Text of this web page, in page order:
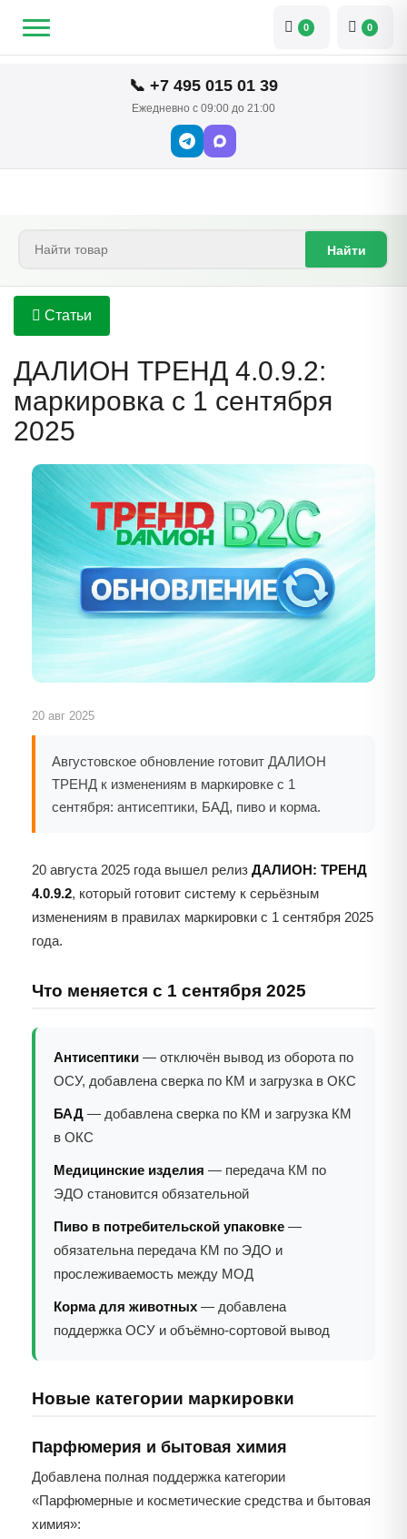
📞 +7 495 015 01 39
Ежедневно с 09:00 до 21:00
0 0
Найти
Статьи
ДАЛИОН ТРЕНД 4.0.9.2:
маркировка с 1 сентября
2025
20 авг 2025
Августовское обновление готовит ДАЛИОН
ТРЕНД к изменениям в маркировке с 1
сентября: антисептики, БАД, пиво и корма.
20 августа 2025 года вышел релиз ДАЛИОН: ТРЕНД
4.0.9.2, который готовит систему к серьёзным
изменениям в правилах маркировки с 1 сентября 2025
года.
Что меняется с 1 сентября 2025
Антисептики — отключён вывод из оборота по
ОСУ, добавлена сверка по КМ и загрузка в ОКС
БАД — добавлена сверка по КМ и загрузка КМ
в ОКС
Медицинские изделия — передача КМ по
ЭДО становится обязательной
Пиво в потребительской упаковке —
обязательна передача КМ по ЭДО и
прослеживаемость между МОД
Корма для животных — добавлена
поддержка ОСУ и объёмно-сортовой вывод
Новые категории маркировки
Парфюмерия и бытовая химия
Добавлена полная поддержка категории
«Парфюмерные и косметические средства и бытовая
химия»: